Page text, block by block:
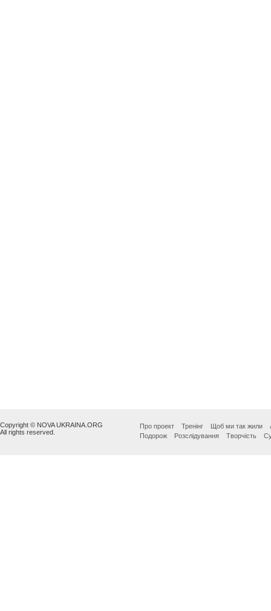
Copyright © NOVA UKRAINA.ORG
All rights reserved.
Про проект Тренінг Щоб ми так жили
Подорож
Розслідування Творчість